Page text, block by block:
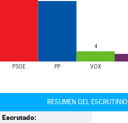
PSOE PP VOX
4
RESUMEN DEL
Escrutado: